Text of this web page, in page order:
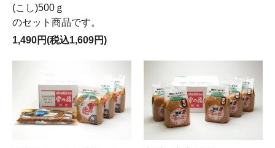
(こし)500ｇ
のセット商品です。
1,490円(税込1,609円)